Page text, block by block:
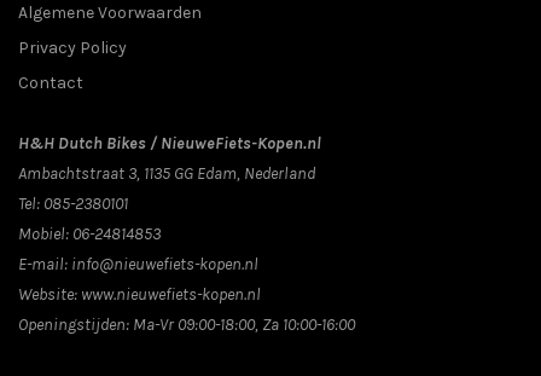
Algemene Voorwaarden
Privacy Policy
Contact
H&H Dutch Bikes / NieuweFiets-Kopen.nl
Ambachtstraat 3, 1135 GG Edam, Nederland
Tel: 085-2380101
Mobiel: 06-24814853
E-mail: info@nieuwefiets-kopen.nl
Website: www.nieuwefiets-kopen.nl
Openingstijden: Ma-Vr 09:00-18:00, Za 10:00-16:00